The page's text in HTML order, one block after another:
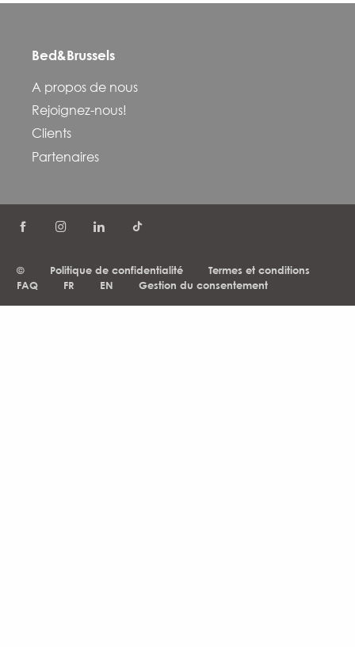
Bed&Brussels
A propos de nous
Rejoignez-nous!
Clients
Partenaires
© Politique de confidentialité
Termes et conditions
FAQ
FR EN Gestion du consentement